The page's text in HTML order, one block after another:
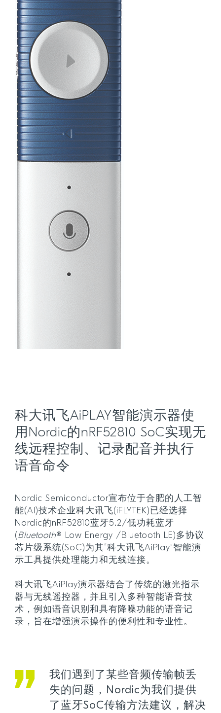
科大讯飞AiPLAY智能演示器使
用Nordic的nRF52810 SoC实现无
线远程控制、记录配音并执行
语音命令
Nordic Semiconductor宣布位于合肥的人工智
能(AI)技术企业科大讯飞(iFLYTEK)已经选择
Nordic的nRF52810蓝牙5.2/低功耗蓝牙
(Bluetooth® Low Energy /Bluetooth LE)多协议
芯片级系统(SoC)为其“科大讯飞AiPlay”智能演
示工具提供处理能力和无线连接。
科大讯飞AiPlay演示器结合了传统的激光指示
器与无线遥控器，并且引入多种智能语音技
术，例如语音识别和具有降噪功能的语音记
录，旨在增强演示操作的便利性和专业性。
我们遇到了某些音频传输帧丢
失的问题，Nordic为我们提供
了蓝牙SoC传输方法建议，解决